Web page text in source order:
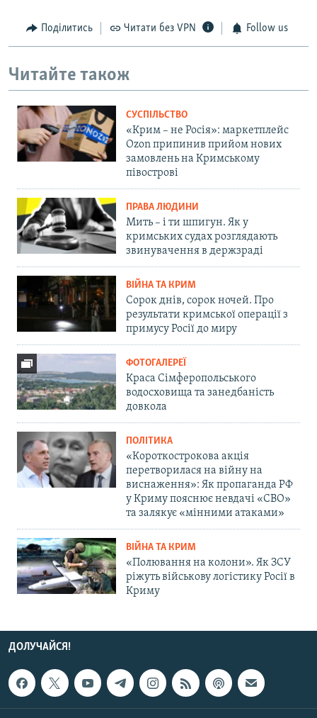
Поділитись Читати без VPN Follow us
Читайте також
СУСПІЛЬСТВО
«Крим – не Росія»: маркетплейс
Ozon припинив прийом нових
замовлень на Кримському
півострові
ПРАВА ЛЮДИНИ
Мить – і ти шпигун. Як у
кримських судах розглядають
звинувачення в держзраді
ВІЙНА ТА КРИМ
Сорок днів, сорок ночей. Про
результати кримської операції з
примусу Росії до миру
ФОТОГАЛЕРЕЇ
Краса Сімферопольського
водосховища та занедбаність
довкола
ПОЛІТИКА
«Короткострокова акція
перетворилася на війну на
виснаження»: Як пропаганда РФ
у Криму пояснює невдачі «СВО»
та залякує «мінними атаками»
ВІЙНА ТА КРИМ
«Полювання на колони». Як ЗСУ
ріжуть військову логістику Росії в
Криму
ДОЛУЧАЙСЯ!